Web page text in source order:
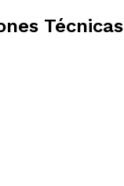
Técnicas